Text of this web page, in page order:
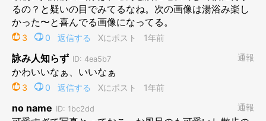
シャンプー時のぬれた“いぬくん”の写真がこちら。みなさん、も
うお気付きでしょうか？
飼い主さん：
「ふだんの写真と比べてもらえば、顔が意外に小さく、耳が意外
に長いことがわかると思います。